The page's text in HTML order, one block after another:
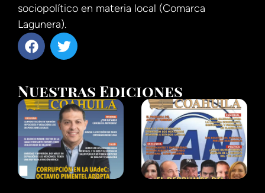
sociopolítico en materia local (Comarca
Lagunera).
Nuestras Ediciones